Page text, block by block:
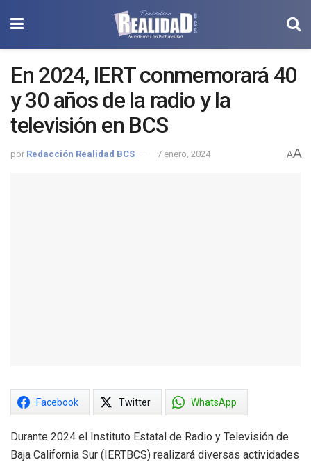
En 2024, IERT conmemorará 40
y 30 años de la radio y la
televisión en BCS
por Redacción Realidad BCS 7 enero, 2024 AA
Facebook Twitter WhatsApp
Durante 2024 el Instituto Estatal de Radio y Televisión de
Baja California Sur (IERTBCS) realizará diversas actividades